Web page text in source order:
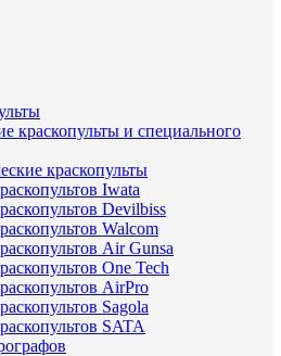
краскопульты и специального
краскопульты
Iwata
Devilbiss
Walcom
Air Gunsa
One Tech
AirPro
Sagola
SATA